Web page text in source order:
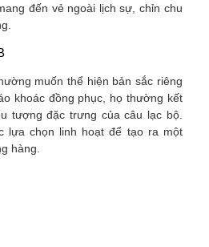
đến vẻ ngoài lịch sự, chỉn chu
muốn thể hiện bản sắc riêng
khoác đồng phục, họ thường kết
tượng đặc trưng của câu lạc bộ.
lựa chọn linh hoạt để tạo ra một
hàng.